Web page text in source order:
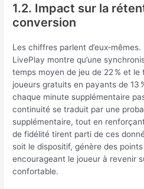
1.2. Impact sur la
conversion
Les chiffres parlent
LivePlay montre qu’une
temps moyen de jeu de 22 % et
joueurs gratuits en payants de 13
chaque minute supplémentaire
continuité se traduit par une
supplémentaire, tout en
de fidélité tirent parti de ces
soit le dispositif, génère des
encourageant le joueur à revenir
confortable.